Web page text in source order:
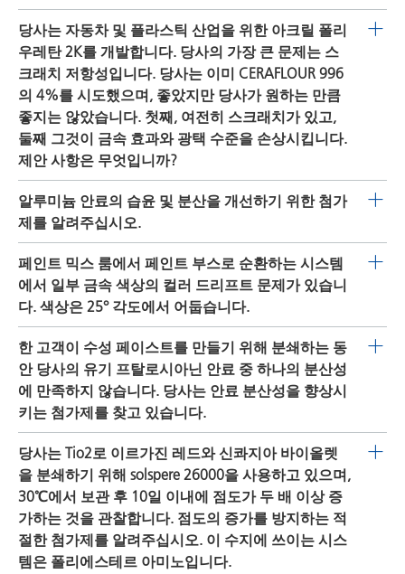
트의 표면 에너지를 증가시켜 수리된 층의 습윤 및 레벨링
을 개선합니다. 특정 표면 슬립이 필요한 경우에도,BYK-
3566을 사용할 수 있습니다.
첨가제 유형은 사용되는 안료 유형에 따라 크게 달라집니
다. 첫 번째 권장 사항은DISPERBYK-2200 ,DISPERBYK-
2000,DISPERBYK-2001.입니다. 안료에 대한 70%의 첨가
제 고형분 수준의 베이스 코트 시스템에서. 탑 코트에 대해
동일한 수준의 첨가물을 사용하는DISPERBYK-2013
DISPERBYK-2200,DISPERBYK-2014또는DISPERBYK-161
을 권장합니다. 또한 시판되는 실험실 제품(LP 제품)을 사용
할 수 있으며, 이러한 제안이 도움이 될 경우 당사에 문의하
십시오.
당사는 자동차 및 플라스틱 산업을 위한 아크릴 폴리
우레탄 2K를 개발합니다. 당사의 가장 큰 문제는 스
크래치 저항성입니다. 당사는 이미 CERAFLOUR 996
의 4%를 시도했으며, 좋았지만 당사가 원하는 만큼
좋지는 않았습니다. 첫째, 여전히 스크래치가 있고,
둘째 그것이 금속 효과와 광택 수준을 손상시킵니다.
제안 사항은 무엇입니까?
건조 스크래치 저항성을 개선하려면,NANOBYK-3650
또
는NANOBYK-3652및 NANOBYK-3610를 4% 전달 형태의
용량으로 사용해보십시오. 다른 표면 활성 첨가제 없이 먼
저 이러한 첨가제를 테스트하십시오. 추가 테스트에 따른
표면 활성 첨가제 첨가.
알루미늄 안료의 습윤 및 분산을 개선하기 위한 첨가
제를 알려주십시오.
일반적으로, 이 문제에 대해 다음 첨가제 중 하나를 선택할
수 있습니다. 용매 기반 시스템의 경우라면, 당사의
DISPERBYK-162및/또는 DISPERBYK-110
대해 고형분) 사이의 용량으로 사용해 볼 수 있습니다. 또
다른 중요한 점은 균일한 외관(흐려짐 방지)을 얻기 위한 알
루미늄 플레이트의 배향입니다. 이를 위해 다음과 같은 첨
가제를 제안할 수 있습니다.CERAFAK 103,CERAFAK 106
CERAFAK 110(무방향제),CERATIX 8561
는CERATIX 8566(무방향제). 수성 시스템의 경우, 권장 사
항은DISPERBYK-180및/또는DISPERBYK-192또는
DISPERBYK-2060며 배향은AQUATIX-8421과 Laponite-RD
를 함께 사용합니다.
페인트 믹스 룸에서 페인트 부스로 순환하는 시스템
에서 일부 금속 색상의 컬러 드리프트 문제가 있습니
다. 색상은 25° 각도에서 어둡습니다.
당신이 설명하고 있는 이 문제는 무엇보다 금속성 안료와
더 관련이 있는 것 같습니다. 그 페인트가 순환 시스템으로
지속적으로 펌핑된다는 사실로 인해, 중대한 펌프 시스템
에서 고 전단력이 발생합니다. 이는 금속성 안료를 손상시
킬 수 있습니다. 이것이 확실히 문제라면, ECKART 회사에
서 특히 공격적인 순환 라인을 위해 개발한 소위 비분해 플
레이크(NDF)라는 특수 알루미늄 안료를 사용할 필요가 있
습니다. 때로는 알루미늄 플레이크 배향의 문제일 뿐이며,
도포 과정에서 알루미늄 플레이크를 균일하게 형성하기 위
해 약간의 왁스 분산액을 첨가하여 해결할 수도 있습니다.
그런 다음 예를 들어,CERAFAK 103
한 고객이 수성 페이스트를 만들기 위해 분쇄하는 동
안 당사의 유기 프탈로시아닌 안료 중 하나의 분산성
에 만족하지 않습니다. 당사는 안료 분산성을 향상시
키는 첨가제를 찾고 있습니다.
먼저DISPERBYK-2012, DISPERBYK-2014 및DISPERBYK-
190을 사용해 보십시오. 프탈로시아닌 안료로 계산된 습윤
분산제의 활성 물질 20-30%를 사용하는 것을 권장합니다.
당사는 Tio2로 이르가진 레드와 신콰지아 바이올렛
을 분쇄하기 위해 solspere 26000을 사용하고 있으며,
30℃에서 보관 후 10일 이내에 점도가 두 배 이상 증
가하는 것을 관찰합니다. 점도의 증가를 방지하는 적
절한 첨가제를 알려주십시오. 이 수지에 쓰이는 시스
템은 폴리에스테르 아미노입니다.